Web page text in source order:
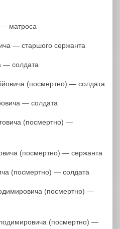
матроса
— старшого сержанта
— солдата
(посмертно) — солдата
— солдата
(посмертно) —
(посмертно) — сержанта
(посмертно) — солдата
(посмертно) —
(посмертно) —